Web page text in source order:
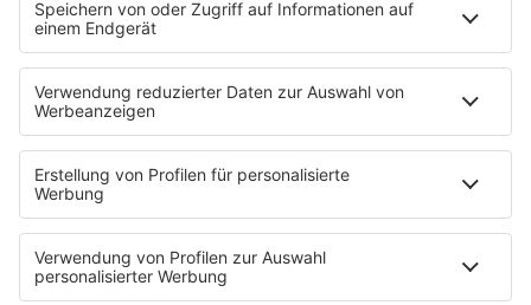
Pop Crimes
The Story / Loveparade
90er Kids mit Oli.P
YouTube
90s90s DE:CODED
Musik